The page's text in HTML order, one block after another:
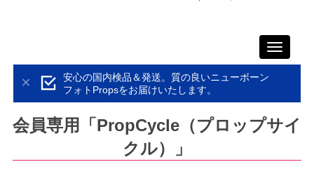
Toggle
安心の国内検品＆発送。質の良いニューボーン
フォトPropsをお届けいたします。
会員専用「PropCycle（プロップサイ
クル）」